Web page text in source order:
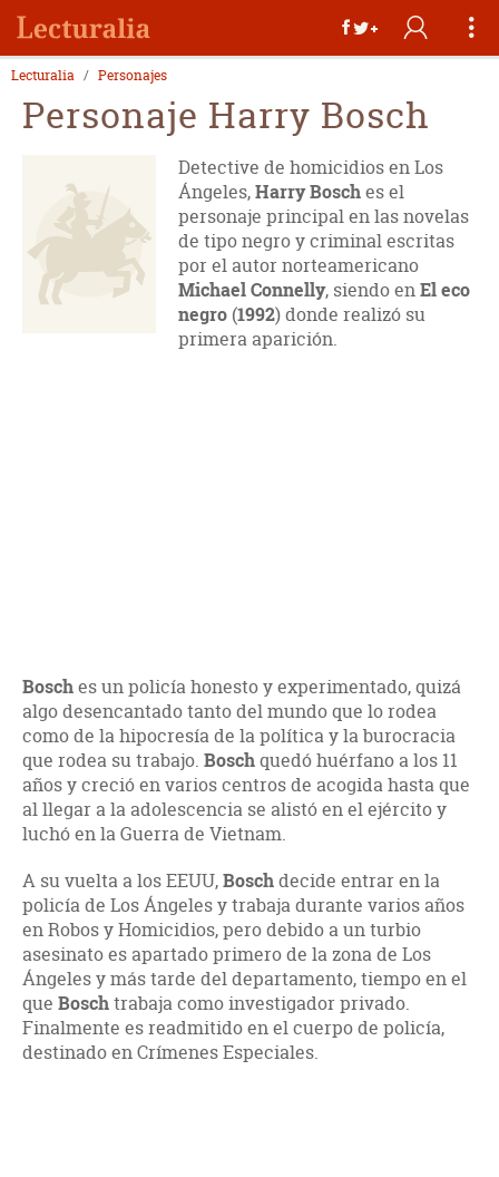
Lecturalia Personajes
Personaje Harry Bosch
Detective de homicidios en Los
Ángeles,Harry Bosches el
personaje principal en las novelas
de tipo negro y criminal escritas
por el autor norteamericano
Michael Connelly, siendo enEl eco
negro (1992) donde realizó su
primera aparición.
Bosches un policía honesto y experimentado, quizá
algo desencantado tanto del mundo que lo rodea
como de la hipocresía de la política y la burocracia
que rodea su trabajo. Boschquedó huérfano a los 11
años y creció en varios centros de acogida hasta que
al llegar a la adolescencia se alistó en el ejército y
luchó en la Guerra de Vietnam.
A su vuelta a los EEUU,Boschdecide entrar en la
policía de Los Ángeles y trabaja durante varios años
en Robos y Homicidios, pero debido a un turbio
asesinato es apartado primero de la zona de Los
Ángeles y más tarde del departamento, tiempo en el
que Boschtrabaja como investigador privado.
Finalmente es readmitido en el cuerpo de policía,
destinado en Crímenes Especiales.